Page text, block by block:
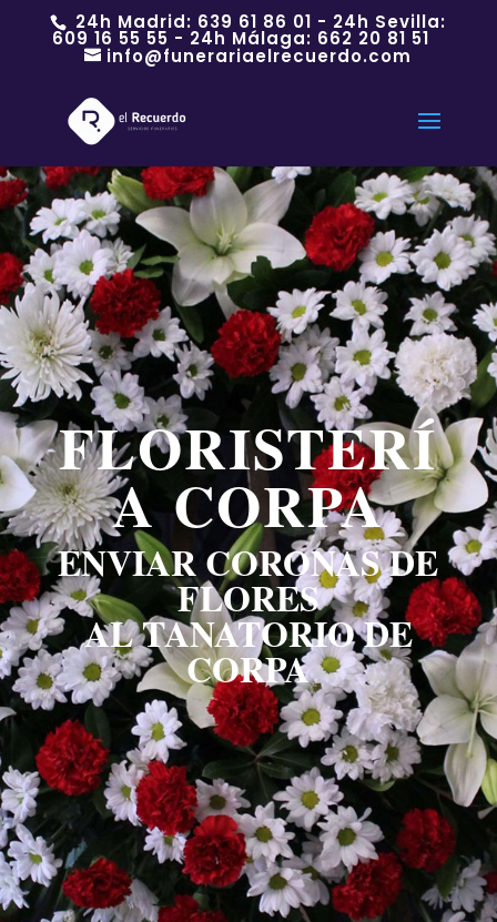
24h Madrid: 639 61 86 01 - 24h Sevilla:
609 16 55 55 - 24h Málaga: 662 20 81 51
info@funerariaelrecuerdo.com
FLORISTERÍ
A CORPA
ENVIAR CORONAS DE
FLORES
AL TANATORIO DE
CORPA